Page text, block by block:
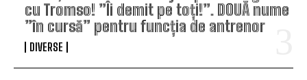
cu Tromso! ”Îi demit pe toți!”. DOUĂ nume
”în cursă” pentru funcția de antrenor
DIVERSE